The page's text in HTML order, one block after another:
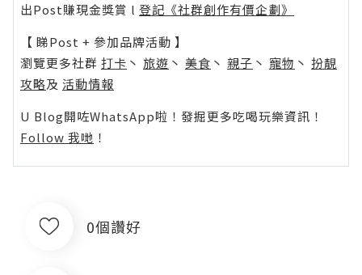
出Post賺現金獎賞 l 登記《社群創作有價企劃》
【 睇Post + 參加品牌活動 】
瀏覽更多社群 打卡 丶 旅遊 丶 美食 丶 親子 丶 寵物 丶 扮靚
攻略及 活動情報
U Blog開咗WhatsApp啦！發掘更多吃喝玩樂資訊！
Follow 我哋 ！
0個讚好